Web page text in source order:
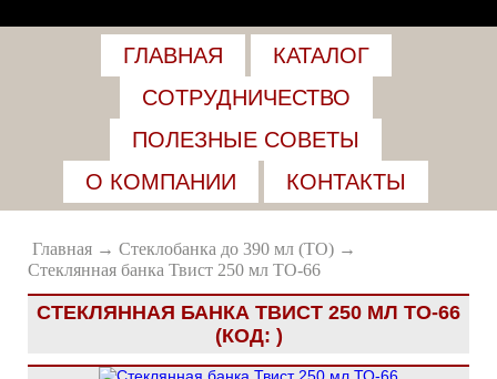
ГЛАВНАЯ
КАТАЛОГ
СОТРУДНИЧЕСТВО
ПОЛЕЗНЫЕ СОВЕТЫ
О КОМПАНИИ
КОНТАКТЫ
Главная → Стеклобанка до 390 мл (ТО) →
Стеклянная банка Твист 250 мл ТО-66
СТЕКЛЯННАЯ БАНКА ТВИСТ 250 МЛ ТО-66
(КОД: )